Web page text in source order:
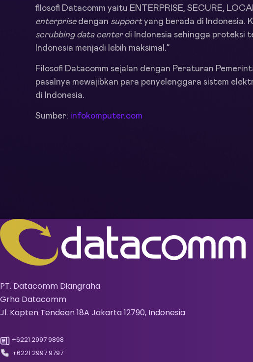
filosofi Datacomm yaitu ENTERPRISE, SECURE,
enterprisedengan supportyang berada di Indonesia.
scrubbing data centerdi Indonesia sehingga proteksi
Indonesia menjadi lebih maksimal.”
Filosofi Datacomm sejalan dengan Peraturan
pasalnya mewajibkan para penyelenggara sistem
di Indonesia.
Sumber: infokomputer.com
PT. Datacomm Diangraha
Grha Datacomm
Jl. Kapten Tendean 18A Jakarta 12790, Indonesia
+6221 2997 9898
+6221 2997 9797